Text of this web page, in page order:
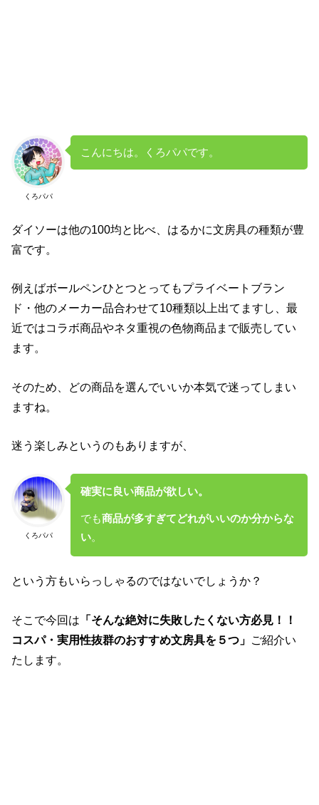
くろパパ
こんにちは。くろパパです。
ダイソーは他の100均と比べ、はるかに文房具の種類が豊
富です。
例えばボールペンひとつとってもプライベートブラン
ド・他のメーカー品合わせて10種類以上出てますし、最
近ではコラボ商品やネタ重視の色物商品まで販売してい
ます。
そのため、どの商品を選んでいいか本気で迷ってしまい
ますね。
迷う楽しみというのもありますが、
くろパパ
確実に良い商品が欲しい。
でも商品が多すぎてどれがいいのか分からな
い。
という方もいらっしゃるのではないでしょうか？
そこで今回は 「そんな絶対に失敗したくない方必見！！
コスパ・実用性抜群のおすすめ文房具を５つ」
ご紹介い
たします。